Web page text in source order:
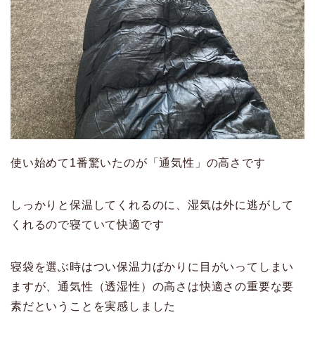
使い始めて1番驚いたのが「通気性」の高さです
しっかりと保温してくれるのに、湿気は外に逃がして
くれるので寝ていて快適です
寝袋を選ぶ時はつい保温力ばかりに目がいってしまい
ますが、通気性（透湿性）の高さは快適さの重要な要
素だということを実感しました